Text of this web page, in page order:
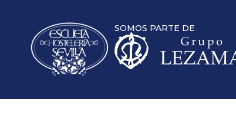
SOMOS PARTE DE